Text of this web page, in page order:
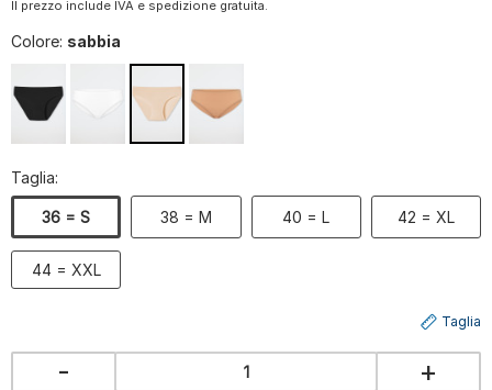
Il prezzo include IVA e spedizione gratuita.
Colore: sabbia
Taglia:
36 = S 38 = M 40 = L 42 = XL
44 = XXL
Taglia
- +